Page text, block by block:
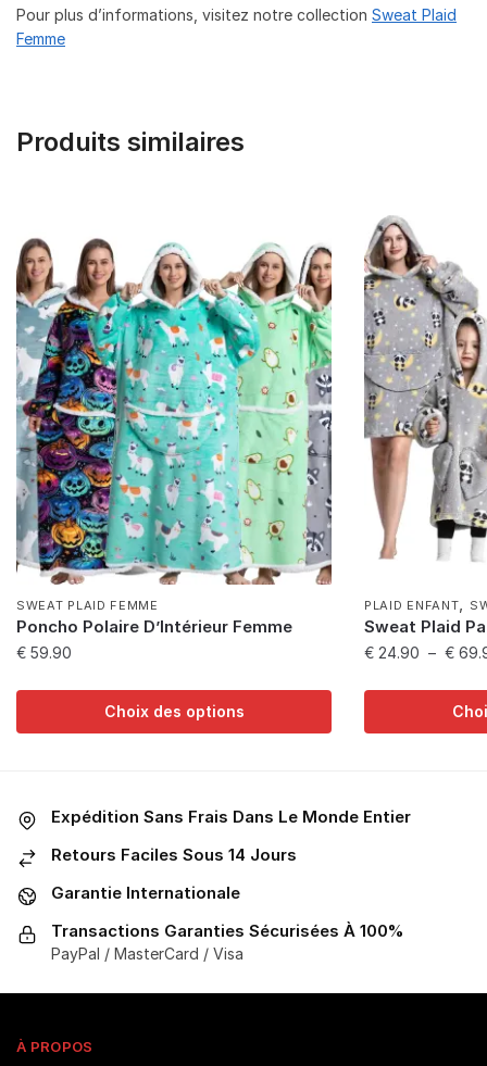
Pour plus d’informations, visitez notre collection Sweat Plaid
Femme
Produits similaires
SWEAT PLAID FEMME
Poncho Polaire D’Intérieur Femme
€ 59.90
Choix des options
Ce
Les
options
peuvent
être
choisies
sur
produit
PLAID ENFANT
Sweat Plaid
€ 24.90 – €
Ce
Les
choisies
Expédition Sans Frais Dans Le Monde Entier
Retours Faciles Sous 14 Jours
Garantie Internationale
Transactions Garanties Sécurisées À 100%
PayPal / MasterCard / Visa
À PROPOS